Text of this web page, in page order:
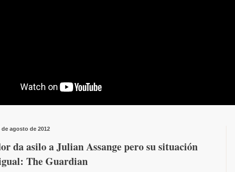
de agosto de 2012
da asilo a Julian Assange pero su situación
The Guardian